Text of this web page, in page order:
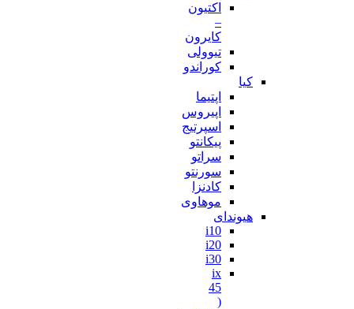
اکتیون
–
کایرون
تیوولی
کوراندو
کیا
اپتیما
اپیروس
اسپرتیج
پیکانتو
سراتو
سورنتو
کادنزا
موهاوی
هیوندای
i10
i20
i30
ix
45
(